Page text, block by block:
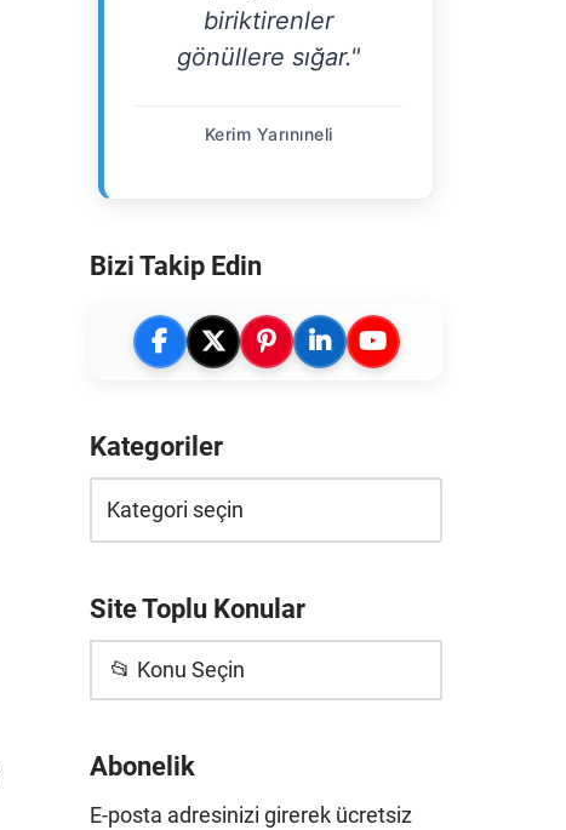
biriktirenler
gönüllere sığar."
Kerim Yarınıneli
Bizi Takip Edin
Kategoriler
Site Toplu Konular
📂 Konu Seçin
Abonelik
E-posta adresinizi girerek ücretsiz